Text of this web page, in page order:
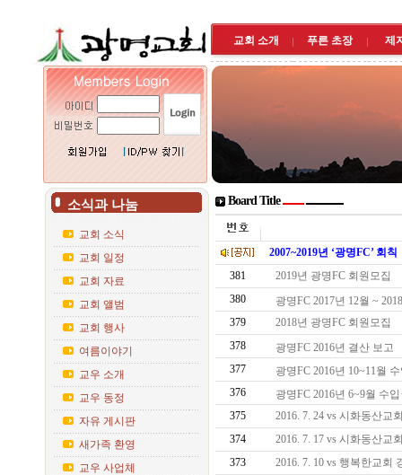
교회 소개 푸른 초장 제
소식과 나눔
교회 소식
교회 일정
교회 자료
교회 앨범
교회 행사
여름이야기
교우 소개
교우 동정
자유 게시판
새가족 환영
교우 사업체
Board Title
2007~2019년 ‘광명FC’ 회칙
381
2019년 광명FC 회원모집
380
광명FC 2017년 12월 ~
379
2018년 광명FC 회원모집
378
광명FC 2016년 결산 보고
377
광명FC 2016년 10~11월
376
광명FC 2016년 6~9월 수
375
2016. 7. 24 vs 시화동산
374
2016. 7. 17 vs 시화동산교
373
2016. 7. 10 vs 행복한교회